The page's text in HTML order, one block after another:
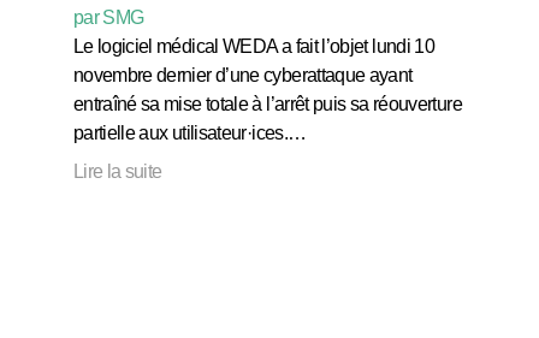
par SMG
Le logiciel médical WEDA a fait l’objet lundi 10
novembre dernier d’une cyberattaque ayant
entraîné sa mise totale à l’arrêt puis sa réouverture
partielle aux utilisateur·ices.…
Lire la suite